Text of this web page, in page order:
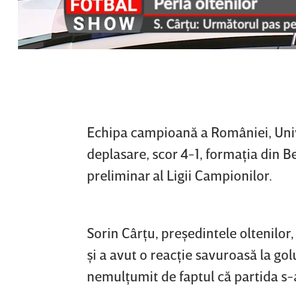
Echipa campioană a României,
deplasare, scor 4-1, formaţia din
preliminar al Ligii Campionilor.
Sorin Cârţu, preşedintele
şi a avut o reacţie savuroasă la
nemulţumit de faptul că partida